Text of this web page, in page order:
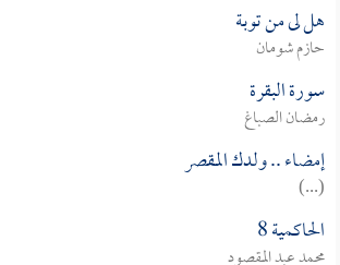
هل لى من توبة
حازم شومان
سورة البقرة
رمضان الصباغ
إمضاء .. ولدك المقصر
(...)
الحاكمية 8